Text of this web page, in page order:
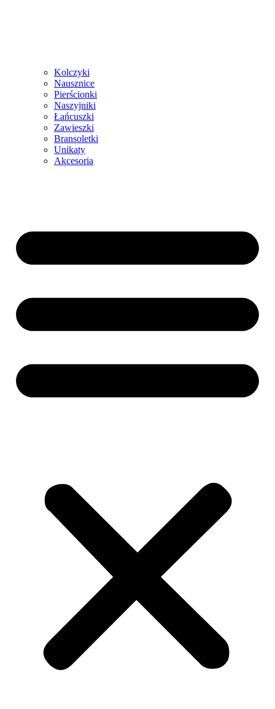
Kolczyki
Nausznice
Pierścionki
Naszyjniki
Łańcuszki
Zawieszki
Bransoletki
Unikaty
Akcesoria